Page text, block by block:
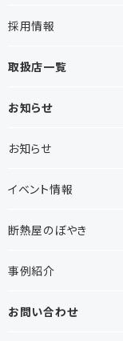
採用情報
取扱店一覧
お知らせ
お知らせ
イベント情報
断熱屋のぼやき
事例紹介
お問い合わせ